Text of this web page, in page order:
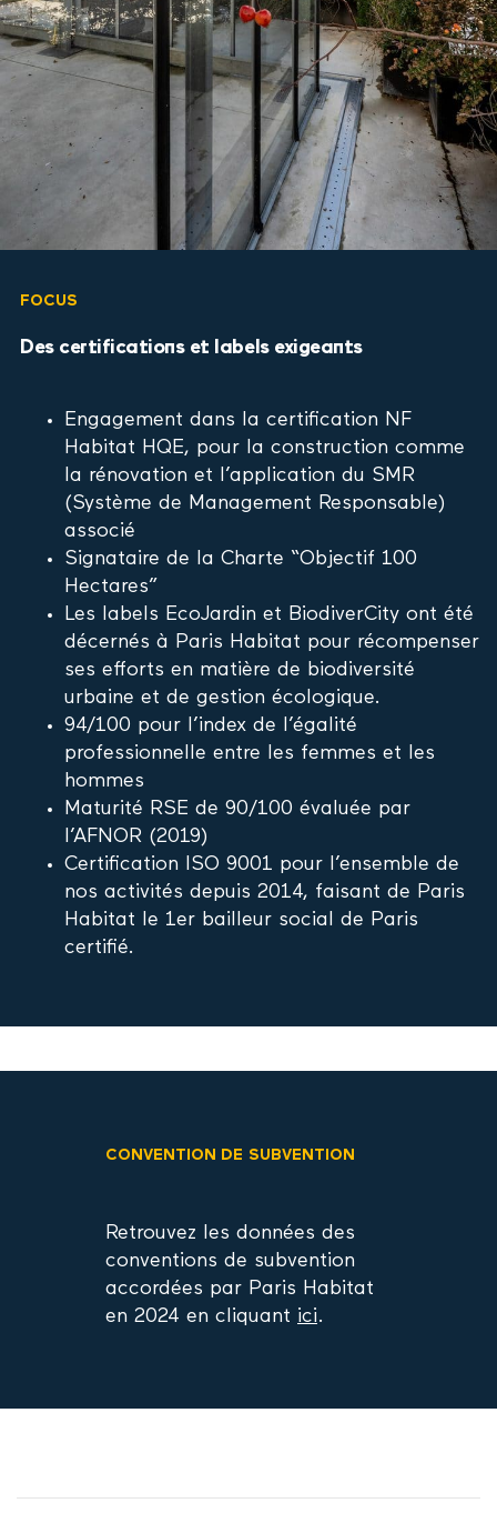
FOCUS
Des certifications et labels exigeants
Engagement dans la certification NF
Habitat HQE, pour la construction comme
la rénovation et l’application du SMR
(Système de Management Responsable)
associé
Signataire de la Charte “Objectif 100
Hectares”
Les labels EcoJardin et BiodiverCity ont été
décernés à Paris Habitat pour récompenser
ses efforts en matière de biodiversité
urbaine et de gestion écologique.
94/100 pour l’index de l’égalité
professionnelle entre les femmes et les
hommes
Maturité RSE de 90/100 évaluée par
l’AFNOR (2019)
Certification ISO 9001 pour l’ensemble de
nos activités depuis 2014, faisant de Paris
Habitat le 1er bailleur social de Paris
certifié.
CONVENTION DE SUBVENTION
Retrouvez les données des
conventions de subvention
accordées par Paris Habitat
en 2024 en cliquant ici.